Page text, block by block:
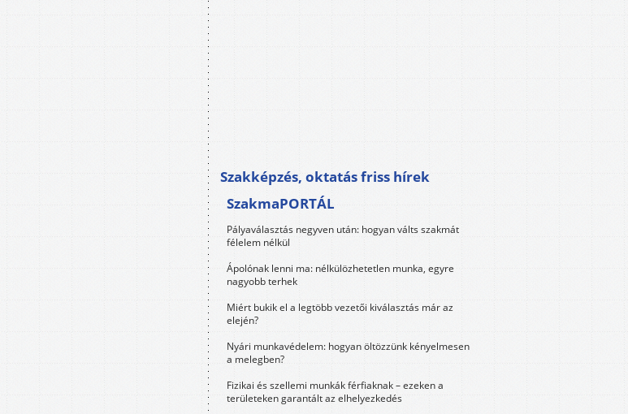
Szakképzés, oktatás friss hírek
SzakmaPORTÁL
Pályaválasztás negyven után: hogyan válts szakmát
félelem nélkül
Ápolónak lenni ma: nélkülözhetetlen munka, egyre
nagyobb terhek
Miért bukik el a legtöbb vezetői kiválasztás már az
elején?
Nyári munkavédelem: hogyan öltözzünk kényelmesen
a melegben?
Fizikai és szellemi munkák férfiaknak – ezeken a
területeken garantált az elhelyezkedés